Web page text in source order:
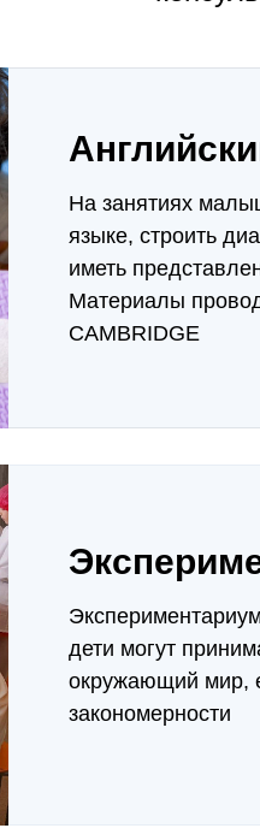
На занятиях
языке, строить
иметь
Материалы
CAMBRIDGE
дети могут
окружающий мир,
закономерности